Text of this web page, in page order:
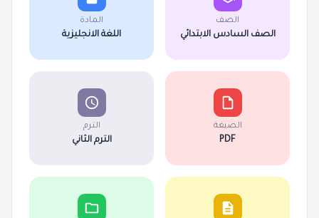
الصف
الصف السادس الابتدائي
المادة
اللغة الانجليزية
الصيغة
PDF
الترم
الترم الثاني